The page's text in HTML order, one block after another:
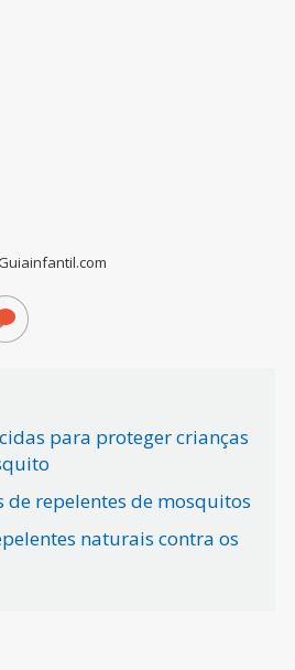
para proteger crianças
de repelentes de mosquitos
naturais contra os